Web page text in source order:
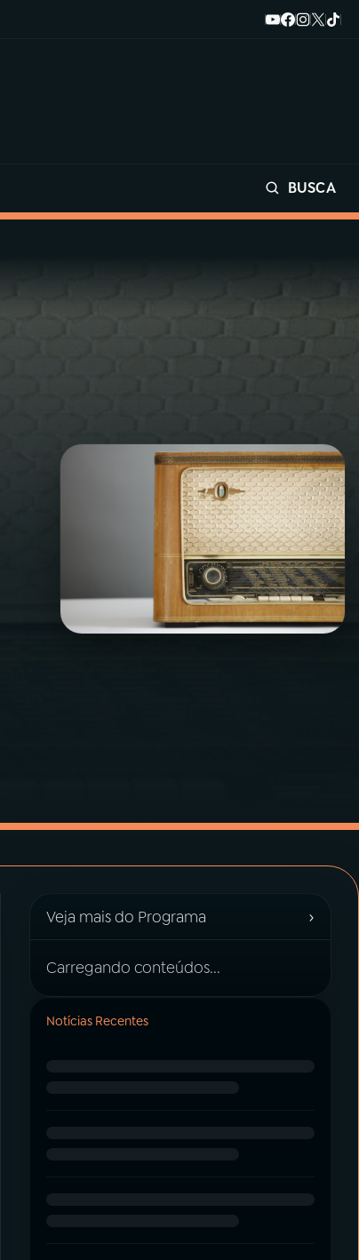
BUSCA
Veja mais do Programa ›
Carregando conteúdos...
Notícias Recentes